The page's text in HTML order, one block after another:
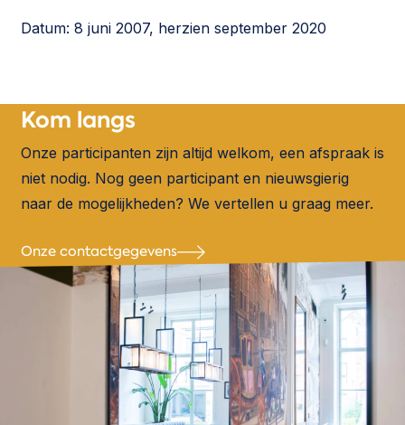
Datum: 8 juni 2007, herzien september 2020
Kom langs
Onze participanten zijn altijd welkom, een afspraak is
niet nodig. Nog geen participant en nieuwsgierig
naar de mogelijkheden? We vertellen u graag meer.
Onze contactgegevens